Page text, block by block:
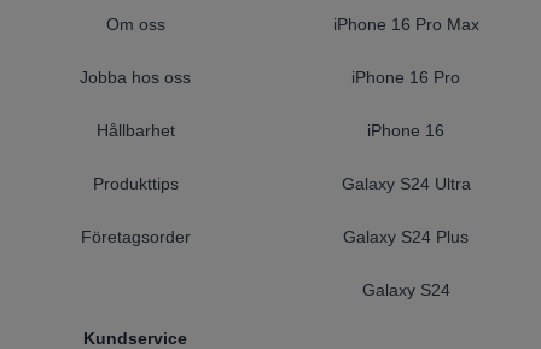
Om oss
Jobba hos oss
Hållbarhet
Produkttips
Företagsorder
Kundservice
iPhone 16 Pro Max
iPhone 16 Pro
iPhone 16
Galaxy S24 Ultra
Galaxy S24 Plus
Galaxy S24